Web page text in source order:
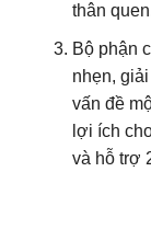
thân
Bộ phận
nhẹn,
vấn đề
lợi ích
và hỗ trợ